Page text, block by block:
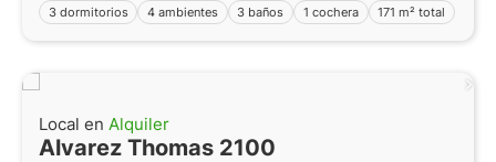
3 dormitorios 4 ambientes 3 baños 1 cochera 171 m² total
Local en Alquiler
Alvarez Thomas 2100